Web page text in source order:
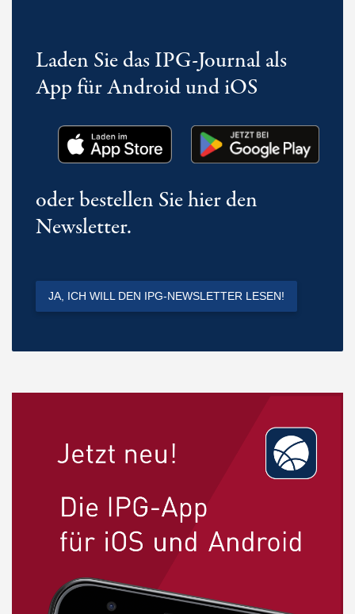
Laden Sie das IPG-Journal als
App für Android und iOS
oder bestellen Sie hier den
Newsletter.
JA, ICH WILL DEN IPG-NEWSLETTER LESEN!